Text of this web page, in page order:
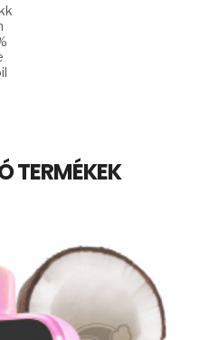
TERMÉKEK